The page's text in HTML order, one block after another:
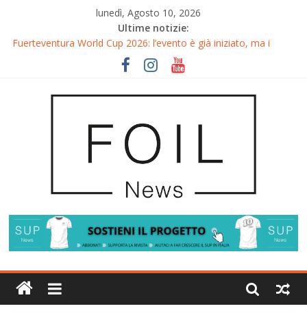
lunedì, Agosto 10, 2026
Ultime notizie:
Gran Canaria GWA Wingfoil World Cup 2026: Spettacolo e
adrenalina a Pozo Izquierdo
Fuerteventura World Cup 2026: l’evento è già iniziato, ma i
Fuerteventura 2026: Trionfi e Titoli Mondiali nel Surf-Freestyle
Trionfo di Chris MacDonald e Viola Lippitsch a Gran Canaria